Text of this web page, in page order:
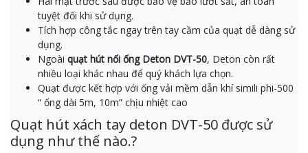
tuyệt đối khi sử dụng.
Tích hợp công tắc ngay trên tay cầm của quạt dễ dàng sử
dụng.
Ngoài quạt hút nối ống Deton DVT-50, Deton còn rất
nhiều loại khác nhau để quý khách lựa chọn.
Quạt được kết hợp với ống vải mềm dẫn khí simili phi-500
“ ống dài 5m, 10m” chịu nhiệt cao
Quạt hút xách tay deton DVT-50 được sử
dụng như thế nào.?